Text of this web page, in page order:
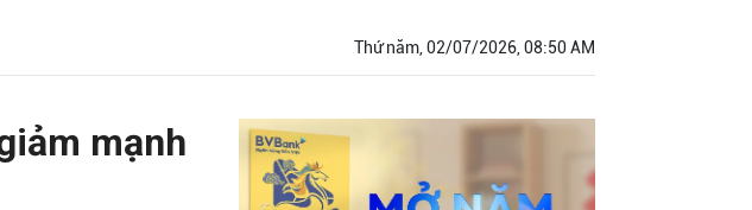
Thứ năm, 02/07/2026, 08:50 AM
mạnh